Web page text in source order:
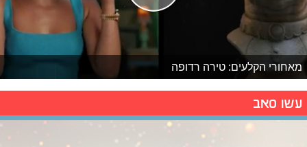
מאחורי הקלעים: טירה רדופה
עשו סאב